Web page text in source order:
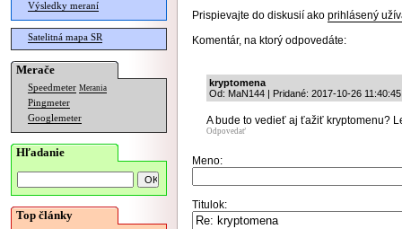
Výsledky meraní
Satelitná mapa SR
Merače
Speedmeter Merania
Pingmeter
Googlemeter
Hľadanie
Top články
Prispievajte do diskusií ako prihlásený
Komentár, na ktorý odpovedáte:
kryptomena
Od: MaN144 | Pridané: 2017-10-26 11:40:45
A bude to vedieť aj ťažiť kryptomenu?
Odpovedať
Meno:
Titulok: